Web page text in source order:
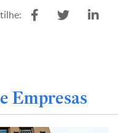
Empresas